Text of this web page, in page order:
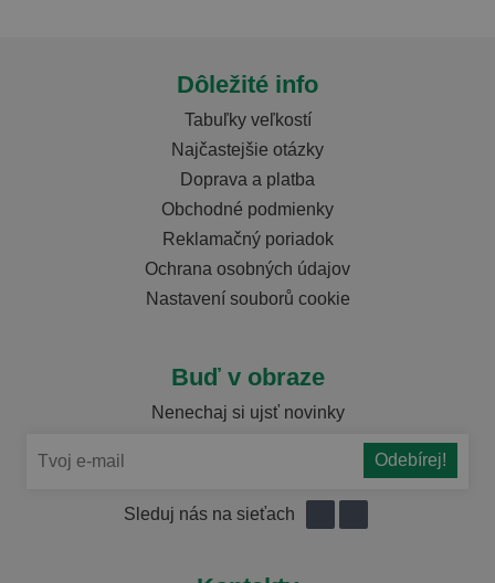
Dôležité info
Tabuľky veľkostí
Najčastejšie otázky
Doprava a platba
Obchodné podmienky
Reklamačný poriadok
Ochrana osobných údajov
Nastavení souborů cookie
Buď v obraze
Nenechaj si ujsť novinky
Sleduj nás na sieťach